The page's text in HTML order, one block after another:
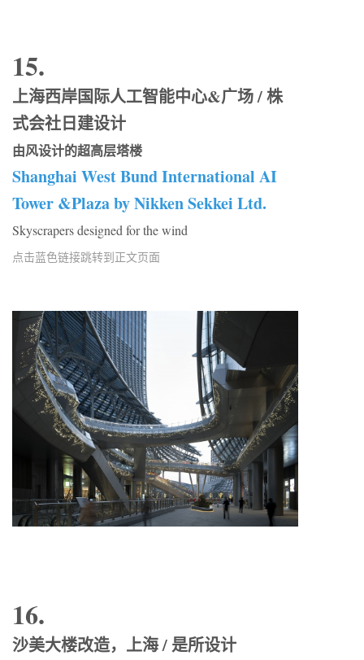
15.
上海西岸国际人工智能中心&广场 / 株
式会社日建设计
由风设计的超高层塔楼
Shanghai West Bund International AI
Tower &Plaza by Nikken Sekkei Ltd.
Skyscrapers designed for the wind
点击蓝色链接跳转到正文页面
16.
沙美大楼改造，上海 / 是所设计